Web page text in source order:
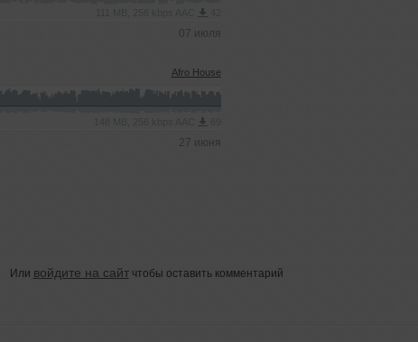
07 июля
Afro House
27 июня
Или войдите на сайтчтобы оставить комментарий